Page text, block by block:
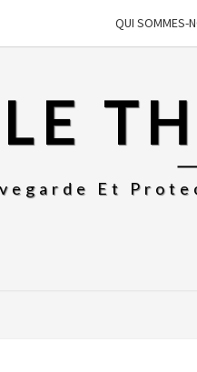
QUI SOMMES-
LE
Et